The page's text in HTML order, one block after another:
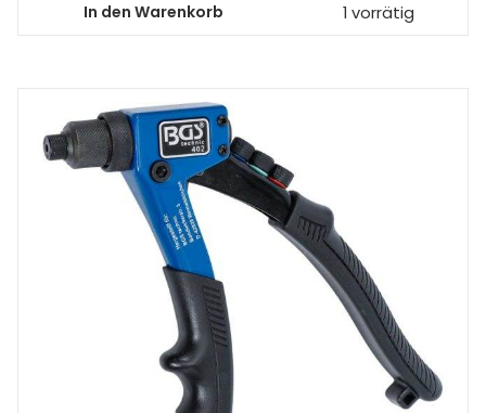
In den Warenkorb 1 vorrätig